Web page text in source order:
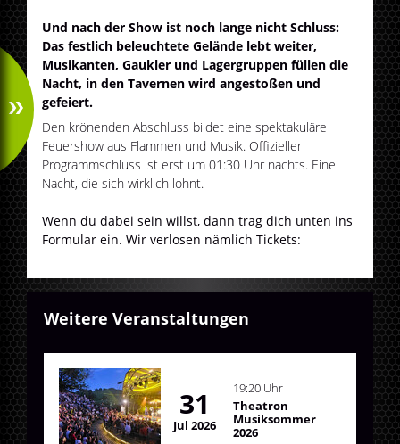
Und nach der Show ist noch lange nicht Schluss:
Das festlich beleuchtete Gelände lebt weiter,
Musikanten, Gaukler und Lagergruppen füllen die
Nacht, in den Tavernen wird angestoßen und
gefeiert.
Den krönenden Abschluss bildet eine spektakuläre
Feuershow aus Flammen und Musik. Offizieller
Programmschluss ist erst um 01:30 Uhr nachts. Eine
Nacht, die sich wirklich lohnt.
Wenn du dabei sein willst, dann trag dich unten ins
Formular ein. Wir verlosen nämlich Tickets:
Weitere Veranstaltungen
31
Jul 2026
19:20 Uhr
Theatron
Musiksommer
2026